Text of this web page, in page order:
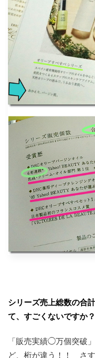
シリーズ売上総数の合
て、すごくないですか？
「販売実績◯万個突破
ど、桁が違う！！ さ